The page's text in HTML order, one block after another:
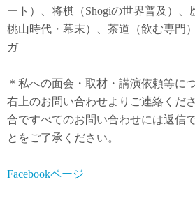
ート）、将棋（Shogiの世界普及）、
桃山時代・幕末）、茶道（飲む専門
ガ
＊私への面会・取材・講演依頼等に
右上のお問い合わせよりご連絡くだ
合ですべてのお問い合わせには返信
とをご了承ください。
Facebookページ